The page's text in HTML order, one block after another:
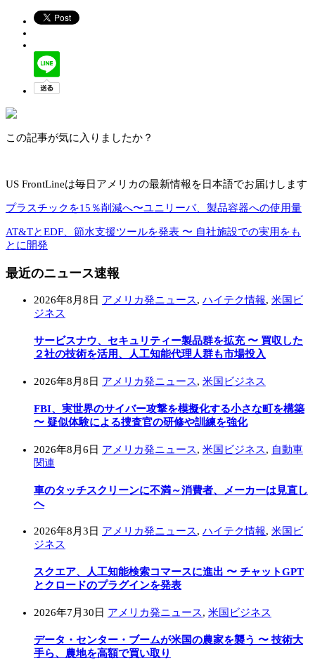
この記事が気に入りましたか？
US FrontLineは毎日アメリカの最新情報を日本語でお届けします
プラスチックを15％削減へ〜ユニリーバ、製品容器への使用量
AT&TとEDF、節水支援ツールを発表 〜 自社施設での実用をも
とに開発
最近のニュース速報
2026年8月8日 アメリカ発ニュース, ハイテク情報, 米国ビ
ジネス
サービスナウ、セキュリティー製品群を拡充 〜 買収した
２社の技術を活用、人工知能代理人群も市場投入
2026年8月8日 アメリカ発ニュース, 米国ビジネス
FBI、実世界のサイバー攻撃を模擬化する小さな町を構築
〜 疑似体験による捜査官の研修や訓練を強化
2026年8月6日 アメリカ発ニュース, 米国ビジネス, 自動車
関連
車のタッチスクリーンに不満～消費者、メーカーは見直し
へ
2026年8月3日 アメリカ発ニュース, ハイテク情報, 米国ビ
ジネス
スクエア、人工知能検索コマースに進出 〜 チャットGPT
とクロードのプラグインを発表
2026年7月30日 アメリカ発ニュース, 米国ビジネス
データ・センター・ブームが米国の農家を襲う 〜 技術大
手ら、農地を高額で買い取り